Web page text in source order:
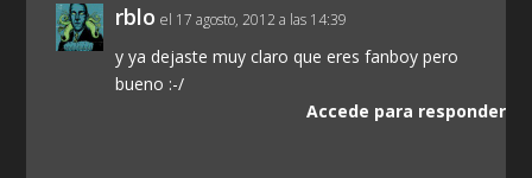
rblo el 17 agosto, 2012 a las 14:39
y ya dejaste muy claro que eres fanboy pero
bueno :-/
Accede para responder